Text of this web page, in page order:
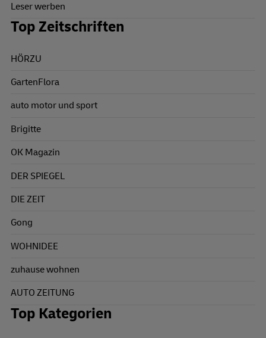
Leser werben
Top Zeitschriften
HÖRZU
GartenFlora
auto motor und sport
Brigitte
OK Magazin
DER SPIEGEL
DIE ZEIT
Gong
WOHNIDEE
zuhause wohnen
AUTO ZEITUNG
Top Kategorien